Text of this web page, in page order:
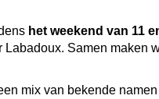
het weekend van 11
Samen maken
mix van bekende